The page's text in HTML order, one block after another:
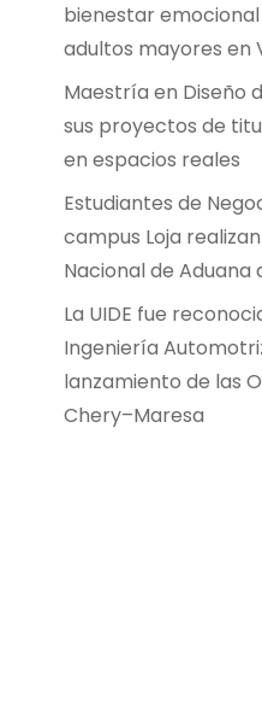
bienestar
adultos mayores en
Maestría en Diseño
sus proyectos de
en espacios reales
Estudiantes de
campus Loja
Nacional de Aduana
La UIDE fue
Ingeniería
lanzamiento de las
Chery–Maresa